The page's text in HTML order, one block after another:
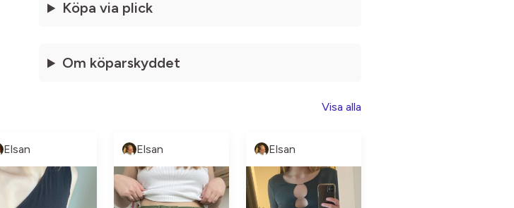
Köpa via plick
Om köparskyddet
Visa alla
Elsan Elsan Elsan